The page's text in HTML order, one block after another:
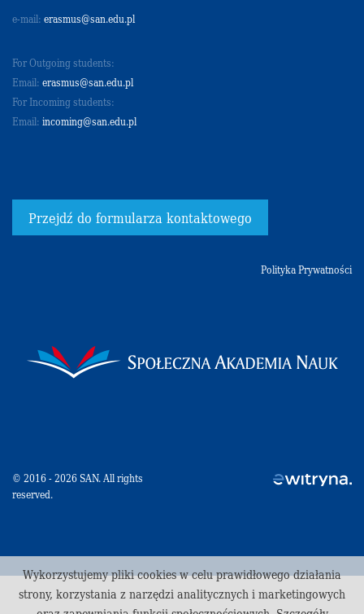
e-mail: erasmus@san.edu.pl
For Outgoing students:
Email: erasmus@san.edu.pl
For Incoming students:
Email: incoming@san.edu.pl
Przejdź do formularza kontaktowego
Polityka Prywatności
© 2016 - 2026 SAN. All rights
reserved.
Wykorzystujemy pliki cookies w celu prawidłowego działania
strony, korzystania z narzędzi analitycznych i marketingowych